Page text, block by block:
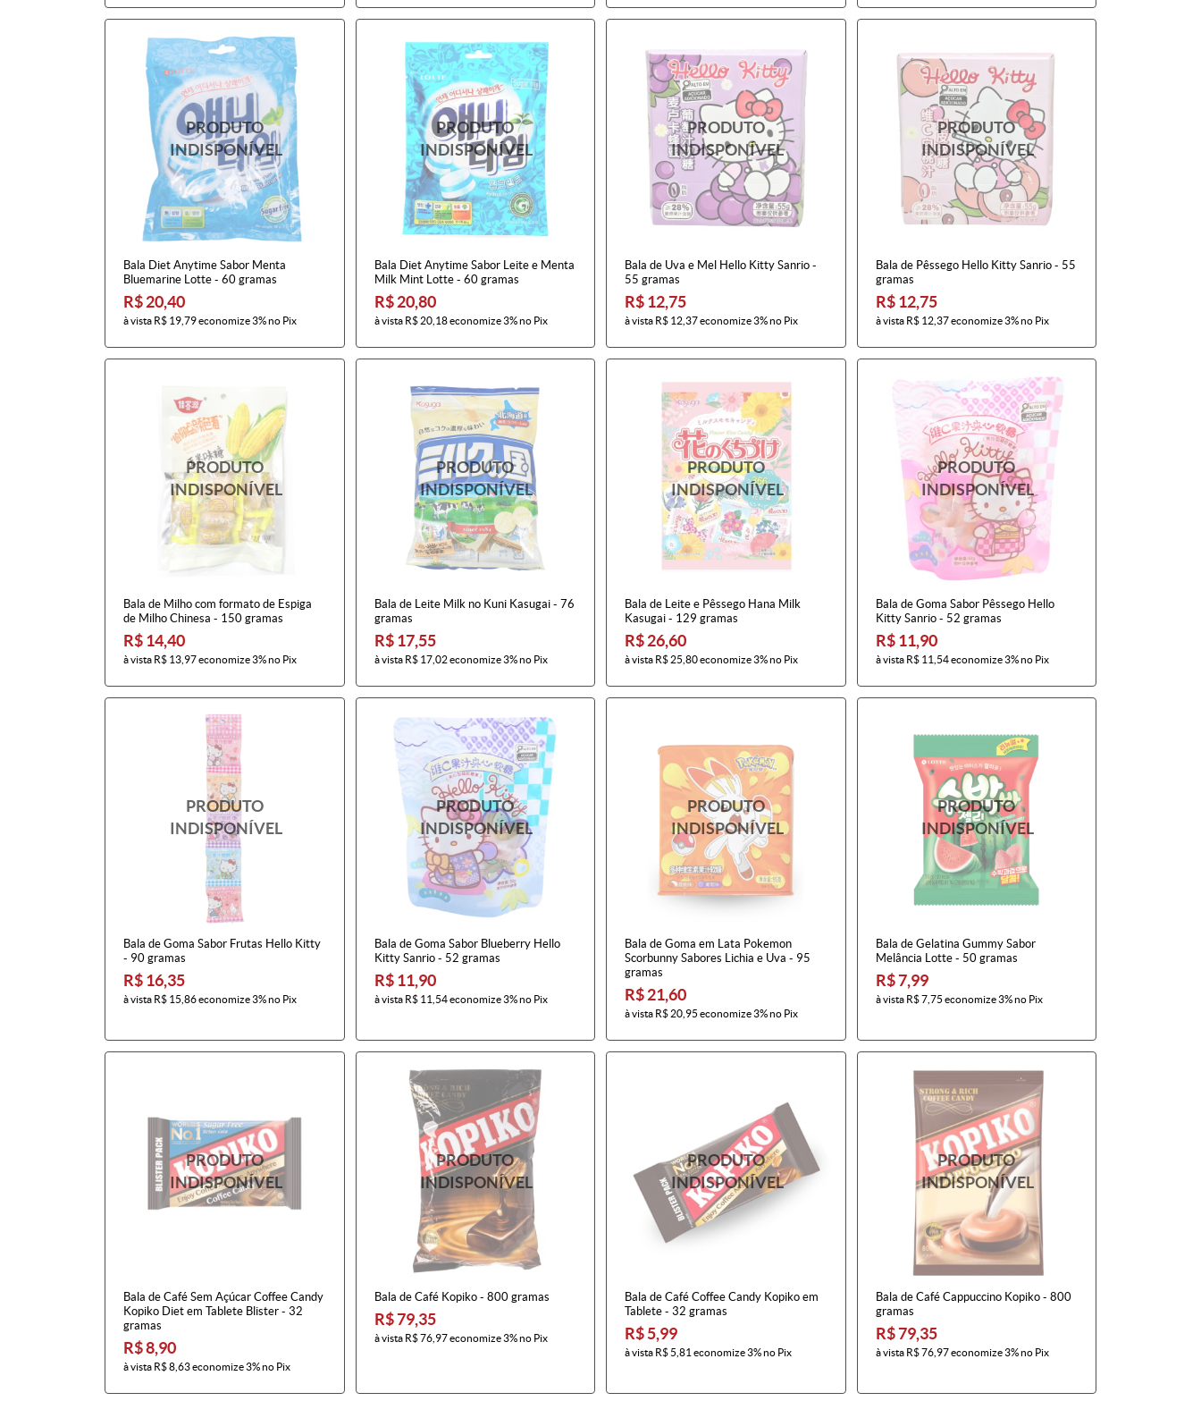
Bala Diet Anytime Sabor Menta
Bluemarine Lotte - 60 gramas
R$ 20,40
à vista R$ 19,79economize3%no Pix
Bala Diet Anytime Sabor Leite e Menta
Milk Mint Lotte - 60 gramas
R$ 20,80
à vista R$ 20,18economize3%no Pix
Bala de Uva e Mel Hello Kitty Sanrio -
55 gramas
R$ 12,75
à vista R$ 12,37economize3%no Pix
Bala de Pêssego Hello Kitty Sanrio - 55
gramas
R$ 12,75
à vista R$ 12,37economize3%no Pix
Bala de Milho com formato de Espiga
de Milho Chinesa - 150 gramas
R$ 14,40
à vista R$ 13,97economize3%no Pix
Bala de Leite Milk no Kuni Kasugai - 76
gramas
R$ 17,55
à vista R$ 17,02economize3%no Pix
Bala de Leite e Pêssego Hana Milk
Kasugai - 129 gramas
R$ 26,60
à vista R$ 25,80economize3%no Pix
Bala de Goma Sabor Pêssego Hello
Kitty Sanrio - 52 gramas
R$ 11,90
à vista R$ 11,54economize3%no Pix
Bala de Goma Sabor Frutas Hello Kitty
- 90 gramas
R$ 16,35
à vista R$ 15,86economize3%no Pix
Bala de Goma Sabor Blueberry Hello
Kitty Sanrio - 52 gramas
R$ 11,90
à vista R$ 11,54economize3%no Pix
Bala de Goma em Lata Pokemon
Scorbunny Sabores Lichia e Uva - 95
gramas
R$ 21,60
à vista R$ 20,95 economize3%no Pix
Bala de Gelatina Gummy Sabor
Melância Lotte - 50 gramas
R$ 7,99
à vista R$ 7,75 economize3%no Pix
Bala de Café Sem Açúcar Coffee Candy
Kopiko Diet em Tablete Blister - 32
gramas
R$ 8,90
à vista R$ 8,63economize3%no Pix
Bala de Café Kopiko - 800 gramas
R$ 79,35
à vista R$ 76,97economize3%no Pix
Bala de Café Coffee Candy Kopiko em
Tablete - 32 gramas
R$ 5,99
à vista R$ 5,81 economize3%no Pix
Bala de Café Cappuccino Kopiko - 800
gramas
R$ 79,35
à vista R$ 76,97economize3%no Pix